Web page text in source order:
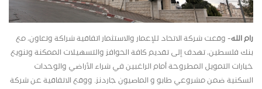
رام الله- وقعت شركة الاتحاد للإعمار والاستثمار اتفاقية شراكة وتعاون، مع
بنك فلسطين، تهدف إلى تقديم كافة الحوافز والتسهيلات الممكنة وتنويع
خيارات التمويل المطروحة أمام الراغبين في شراء الأراضي والوحدات
السكنية ضمن مشروعي طابو و الماصيون جاردنز. ووقع الاتفاقية عن شركة